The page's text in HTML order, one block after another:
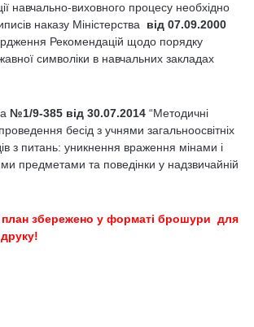
навчально-виховного процесу необхідно
наказу Міністерства від 07.09.2000
Рекомендацій щодо порядку
символіки в навчальних закладах
№1/9-385 від 30.07.2014 “Методичні
бесід з учнями загальноосвітніх
з питань: уникнення враження мінами і
предметами та поведінки у надзвичайній
збережено у форматі брошури для